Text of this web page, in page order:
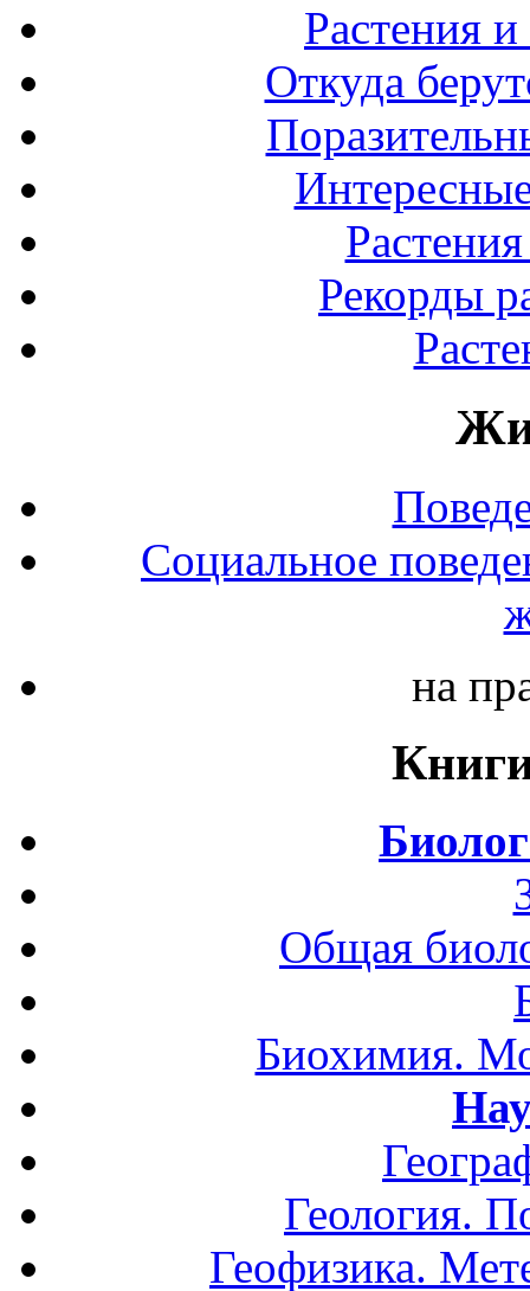
Растения
Откуда
Рекорды
Социальное
на
Общая
Биохимия.
Геология.
Геофизика.